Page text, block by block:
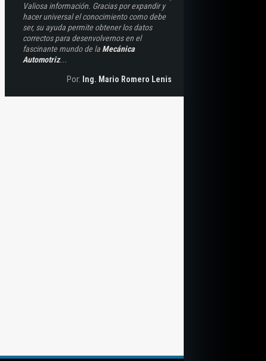
Valiosa información. Gracias por expandir y
hacer universal el conocimiento como debe
ser, su ayuda permite obtener los datos
correctos para desenvolvernos en el
fascinante mundo de la Mecánica
Automotriz...
Por: Ing. Mario Romero Lenis